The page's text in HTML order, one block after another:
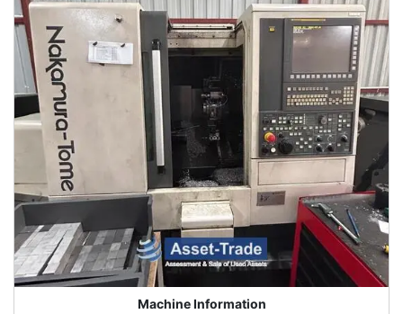
Machine Information